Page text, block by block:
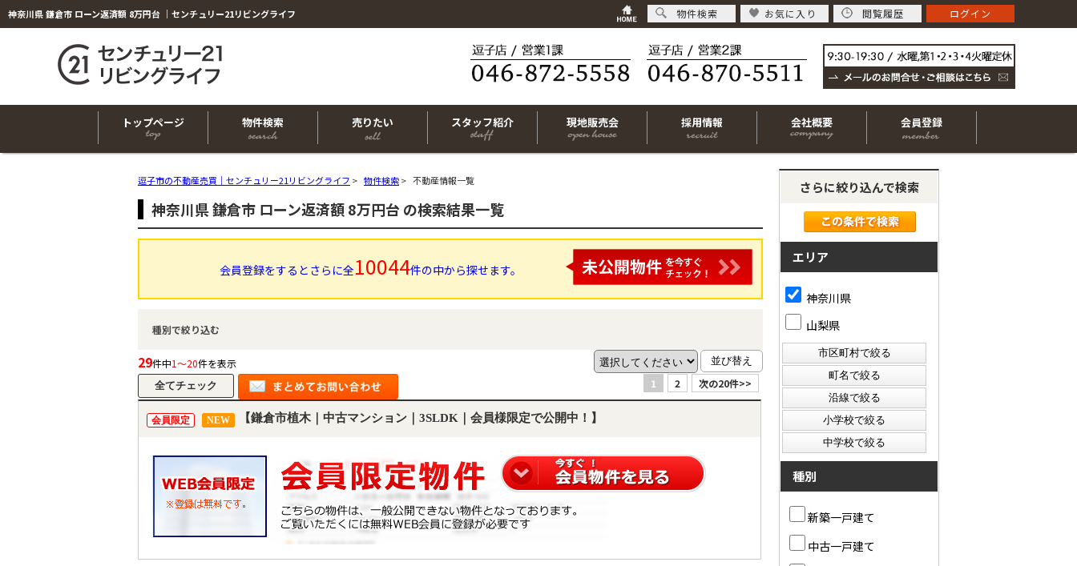
神奈川県 鎌倉市 ローン返済額 8万円台 ｜センチュリー21リビングライフ
トップページ 物件検索 売りたい スタッフ紹介 現地販売会 採用情報 会社概要 会員登録
逗子市の不動産売買｜センチュリー21リビングライフ > 物件検索> 不動産情報一覧
神奈川県 鎌倉市 ローン返済額 8万円台 の検索結果一覧
会員登録をするとさらに全10044件の中から探せます。
種別で絞り込む
29件中1～20件を表示
1
2 次の20件>>
会員限定 NEW 【鎌倉市植木｜中古マンション｜3SLDK｜会員様限定で公開中！】
さらに絞り込んで検索
エリア
神奈川県
山梨県
種別
新築一戸建て
中古一戸建て
物件検索 お気に入り 閲覧履歴 ログイン